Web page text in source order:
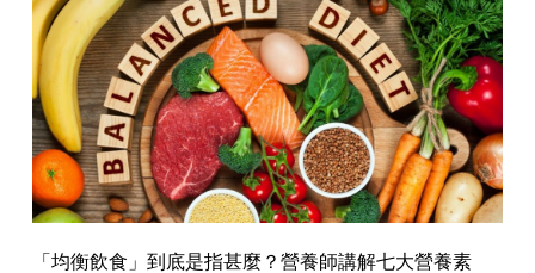
「均衡飲食」到底是指甚麼？營養師講解七大營養素